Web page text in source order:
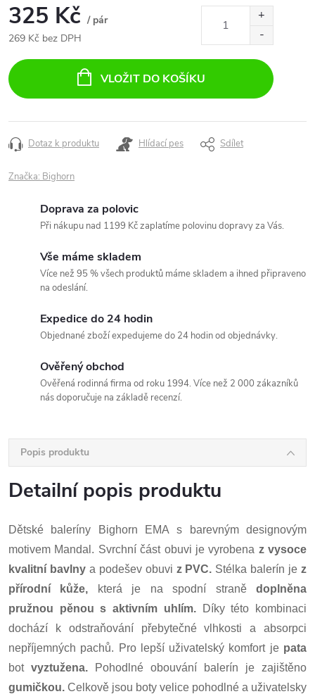
325 Kč / pár
269 Kč bez DPH
cena:
VLOŽIT DO KOŠÍKU
Dotaz k produktu Hlídací pes Sdílet
Značka: Bighorn
Doprava za polovic
Při nákupu nad 1199 Kč zaplatíme polovinu dopravy za Vás.
Vše máme skladem
Více než 95 % všech produktů máme skladem a ihned připraveno
na odeslání.
Expedice do 24 hodin
Objednané zboží expedujeme do 24 hodin od objednávky.
Ověřený obchod
Ověřená rodinná firma od roku 1994. Více než 2 000 zákazníků
nás doporučuje na základě recenzí.
Popis produktu
Detailní popis produktu
Dětské baleríny Bighorn EMA s barevným designovým
motivem Mandal. Svrchní část obuvi je vyrobena z vysoce
kvalitní bavlnya podešev obuvi z PVC. Stélka balerín jez
přírodní kůže, která je na spodní stranědoplněna
pružnou pěnou s aktivním uhlím.
Díky této kombinaci
dochází k odstraňování přebytečné vlhkosti a absorpci
nepříjemných pachů. Pro lepší uživatelský komfort je pata
bot vyztužena.
Pohodlné obouvání balerín je zajištěno
gumičkou. Celkově jsou boty velice pohodlné a uživatelsky